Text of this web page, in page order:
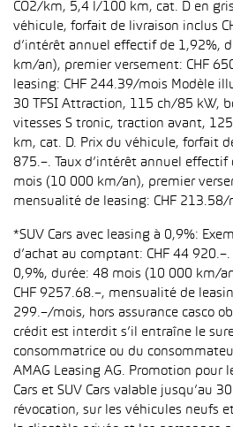
CO2/km, 5,4 l/100 km, cat. D en
véhicule, forfait de livraison inclus
d’intérêt annuel effectif de 1,92%,
km/an), premier versement: CHF
leasing: CHF 244.39/mois Modèle
30 TFSI Attraction, 115 ch/85 kW,
vitesses S tronic, traction avant,
km, cat. D. Prix du véhicule, forfait
875.–. Taux d’intérêt annuel effectif
mois (10 000 km/an), premier
mensualité de leasing: CHF 213.58/
*SUV Cars avec leasing à 0,9%:
d’achat au comptant: CHF 44
0,9%, durée: 48 mois (10 000 km/
CHF 9257.68.–, mensualité de
299.–/mois, hors assurance casco
crédit est interdit s’il entraîne le
consommatrice ou du
AMAG Leasing AG. Promotion pour
Cars et SUV Cars valable jusqu’au
révocation, sur les véhicules neufs